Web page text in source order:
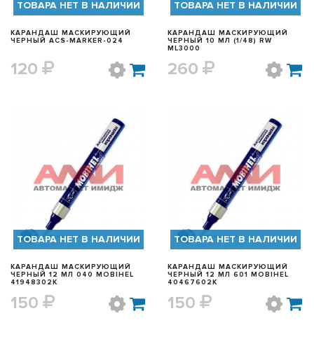
ТОВАРА НЕТ В НАЛИЧИИ
КАРАНДАШ МАСКИРУЮЩИЙ
ЧЕРНЫЙ ACS-MARKER-024
120
ТОВАРА НЕТ В НАЛИЧИИ
КАРАНДАШ МАСКИРУЮЩИЙ
ЧЕРНЫЙ 10 МЛ (1/48) RW
ML3000
260
БЫСТРЫЙ ПРОСМОТР
ТОВАРА НЕТ В НАЛИЧИИ
КАРАНДАШ МАСКИРУЮЩИЙ
ЧЕРНЫЙ 12 МЛ 040 MOBIHEL
41948302K
150
БЫСТРЫЙ ПРОСМОТР
ТОВАРА НЕТ В НАЛИЧИИ
КАРАНДАШ МАСКИРУЮЩИЙ
ЧЕРНЫЙ 12 МЛ 601 MOBIHEL
40467602K
150